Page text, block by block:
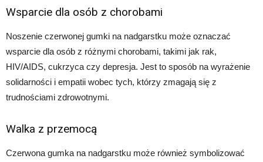
Wsparcie dla osób z chorobami
Noszenie czerwonej gumki na nadgarstku może oznaczać
wsparcie dla osób z różnymi chorobami, takimi jak rak,
HIV/AIDS, cukrzyca czy depresja. Jest to sposób na wyrażenie
solidarności i empatii wobec tych, którzy zmagają się z
trudnościami zdrowotnymi.
Walka z przemocą
Czerwona gumka na nadgarstku może również symbolizować